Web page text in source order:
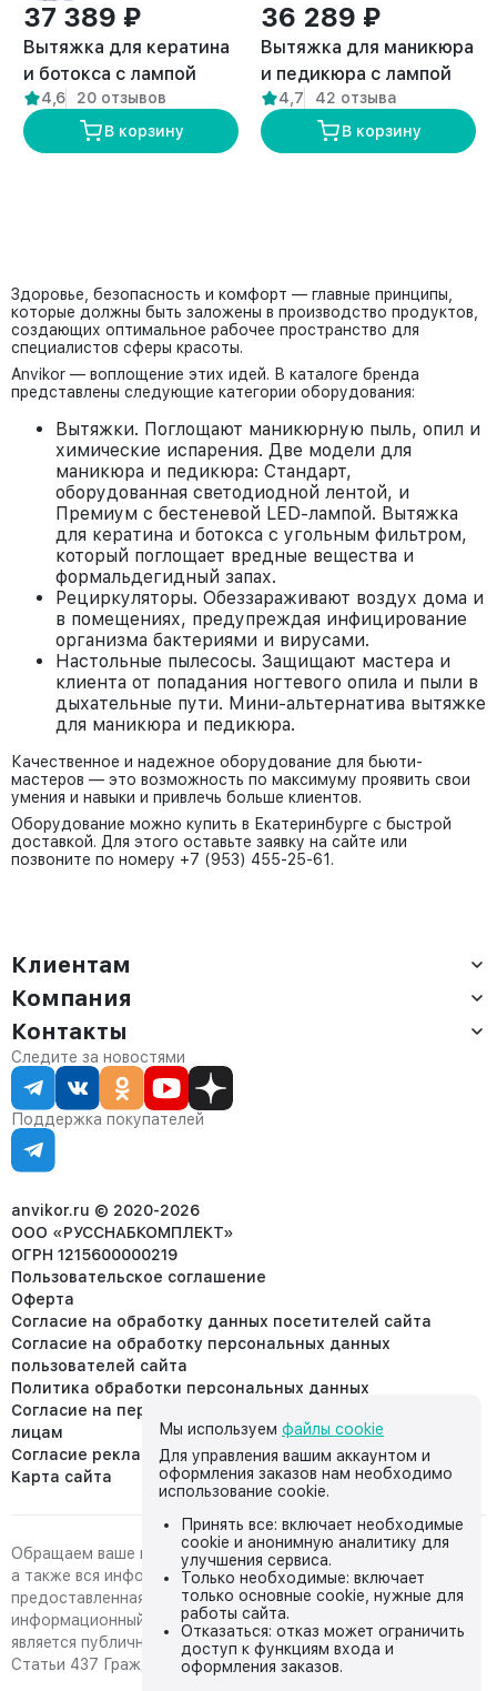
37 389 ₽
Вытяжка для кератина
и ботокса с лампой
“ANVIKOR VC-AIR-5”
4,6
20 отзывов
В корзину
36 289 ₽
Вытяжка для маникюра
и педикюра с лампой
премиум “ANVIKOR VC-
AIR-3”
4,7
42 отзыва
В корзину
Здоровье, безопасность и комфорт — главные принципы,
которые должны быть заложены в производство продуктов,
создающих оптимальное рабочее пространство для
специалистов сферы красоты.
Anvikor — воплощение этих идей. В каталоге бренда
представлены следующие категории оборудования:
Вытяжки. Поглощают маникюрную пыль, опил и
химические испарения. Две модели для
маникюра и педикюра: Стандарт,
оборудованная светодиодной лентой, и
Премиум с бестеневой LED-лампой. Вытяжка
для кератина и ботокса с угольным фильтром,
который поглощает вредные вещества и
формальдегидный запах.
Рециркуляторы. Обеззараживают воздух дома и
в помещениях, предупреждая инфицирование
организма бактериями и вирусами.
Настольные пылесосы. Защищают мастера и
клиента от попадания ногтевого опила и пыли в
дыхательные пути. Мини-альтернатива вытяжке
для маникюра и педикюра.
Качественное и надежное оборудование для бьюти-
мастеров — это возможность по максимуму проявить свои
умения и навыки и привлечь больше клиентов.
Оборудование можно купить в Екатеринбурге с быстрой
доставкой. Для этого оставьте заявку на сайте или
позвоните по номеру +7 (953) 455-25-61.
Клиентам
Доставка
Оплата
Сервис
Статус заказа
Статьи
Компания
О компании
Контакты
Партнёрам
Контакты
Отдел продаж:
8 (800) 234-22-62
corp@anvikor.ru
Ежедневно, с 7:00-19:00 (МСК)
Отдел рекламации:
8 (953) 455-25-61
Следите за новостями
Поддержка покупателей
anvikor.ru © 2020-2026
ООО «РУССНАБКОМПЛЕКТ»
ОГРН 1215600000219
Пользовательское соглашение
Оферта
Согласие на обработку данных посетителей сайта
Согласие на обработку персональных данных
пользователей сайта
Политика обработки персональных данных
Согласие на передачу персональных данных третьим
лицам
Согласие реклама
Карта сайта
Обращаем ваше внимание на то, что данный интернет-сайт,
а также вся информация о товарах и ценах,
предоставленная на нём, носит исключительно
информационный характер и ни при каких условиях не
является публичной офертой, определяемой положениями
Статьи 437 Гражданского кодекса Российской Федерации.
Мы используем файлы cookie
Для управления вашим аккаунтом и
оформления заказов нам необходимо
использование cookie.
Принять все: включает необходимые
cookie и анонимную аналитику для
улучшения сервиса.
Только необходимые: включает
только основные cookie, нужные для
работы сайта.
Отказаться: отказ может ограничить
доступ к функциям входа и
оформления заказов.